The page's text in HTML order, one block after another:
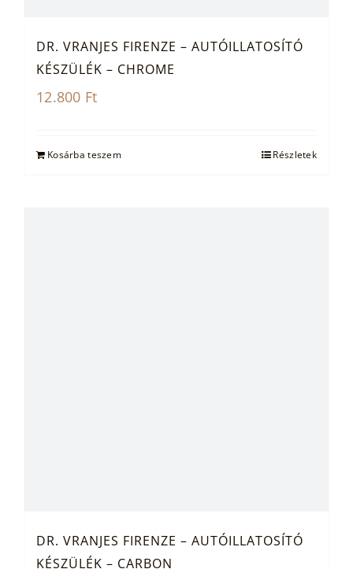
DR. VRANJES FIRENZE – AUTÓILLATOSÍTÓ
KÉSZÜLÉK – CHROME
12.800 Ft
Kosárba teszem Részletek
DR. VRANJES FIRENZE – AUTÓILLATOSÍTÓ
KÉSZÜLÉK – CARBON